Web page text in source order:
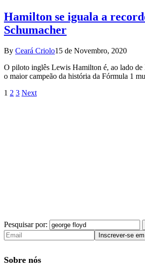
Hamilton se iguala a
Schumacher
By Ceará Criolo15 de Novembro, 2020
O piloto inglês Lewis Hamilton é, ao lado de
o maior campeão da história da Fórmula 1
1 2 3 Next
Pesquisar por:
Sobre nós